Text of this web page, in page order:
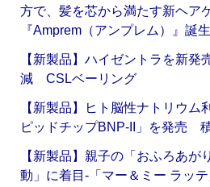
方で、髪を芯から満たす新ヘア
『Amprem（アンプレム）』誕
【新製品】ハイゼントラを新発
減 CSLベーリング
【新製品】ヒト脳性ナトリウム
ピッドチップBNP-II」を発売
【新製品】親子の「おふろあが
動」に着目‐「マー＆ミー ラッ